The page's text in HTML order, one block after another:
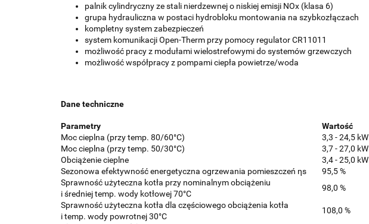
palnik cylindryczny ze stali nierdzewnej o niskiej emisji NOx (klasa 6)
grupa hydrauliczna w postaci hydrobloku montowania na szybkozłączach
kompletny system zabezpieczeń
system komunikacji Open-Therm przy pomocy regulator CR11011
możliwość pracy z modułami wielostrefowymi do systemów grzewczych
możliwość współpracy z pompami ciepła powietrze/woda
Dane techniczne
Parametry
Wartość
Moc cieplna (przy temp. 80/60°C)
3,3 - 24,5 kW
Moc cieplna (przy temp. 50/30°C)
3,7 - 27,0 kW
Obciążenie cieplne
3,4 - 25,0 kW
Sezonowa efektywność energetyczna ogrzewania pomieszczeń ηs
95,5 %
Sprawność użyteczna kotła przy nominalnym obciążeniu
i średniej temp. wody kotłowej 70°C
98,0 %
Sprawność użyteczna kotła dla częściowego obciążenia kotła
i temp. wody powrotnej 30°C
108,0 %